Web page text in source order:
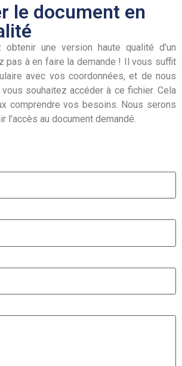
le document en
une version haute qualité d’un
pas à en faire la demande ! Il vous suffit
avec vos coordonnées, et de nous
souhaitez accéder à ce fichier. Cela
comprendre vos besoins. Nous serons
l’accès au document demandé.